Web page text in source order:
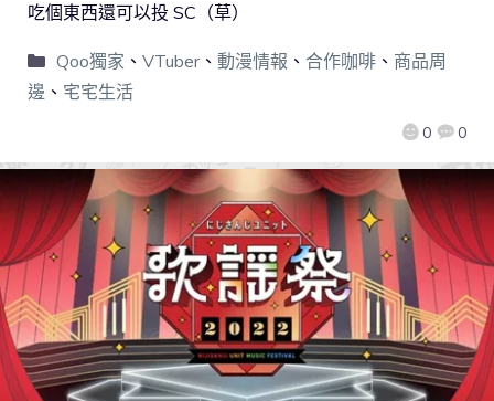
0 0
吃個東西還可以投 SC（草）
Qoo獨家 、 VTuber、 動漫情報 、 合作咖啡、 商品周
邊 、 宅宅生活